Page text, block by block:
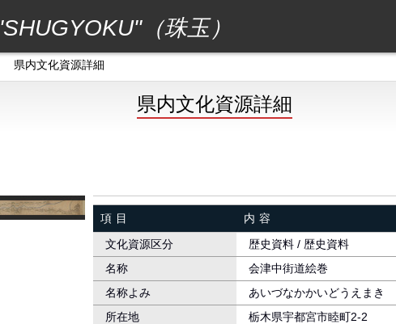
（珠玉）
県内文化資源詳細
県内文化資源詳細
項目
内容
文化資源区分
歴史資料 / 歴史資料
名称
会津中街道絵巻
名称よみ
あいづなかかいどうえまき
所在地
栃木県宇都宮市睦町2-2